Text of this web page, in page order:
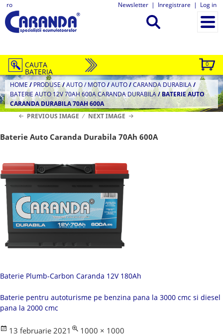
ro Newsletter | Inregistrare | Log in
0
CAUTA
BATERIA
HOME / PRODUSE/AUTO / MOTO/AUTO/CARANDA DURABILA/
BATERIE AUTO 12V 70AH 600A CARANDA DURABILA/BATERIE AUTO
CARANDA DURABILA 70AH 600A
PREVIOUS IMAGE
NEXT IMAGE
Baterie Auto Caranda Durabila 70Ah 600A
Baterie Plumb-Carbon Caranda 12V 180Ah
Baterie pentru autoturisme pe benzina pana la 3000 cmc si diesel
pana la 2000 cmc
Posted
13 februarie 2021
Full
1000 × 1000